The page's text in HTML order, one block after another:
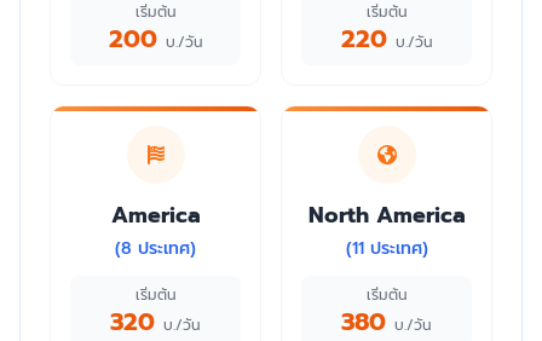
เริ่มต้น
200 บ./วัน
เริ่มต้น
220 บ./วัน
America
(8 ประเทศ)
เริ่มต้น
320 บ./วัน
North America
(11 ประเทศ)
เริ่มต้น
380 บ./วัน